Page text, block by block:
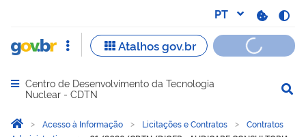
Abrir menu principal de navegação
Centro de Desenvolvimento da Tecnologia
Nuclear - CDTN
Você está aqui:
Página Inicial
Acesso à Informação Licitações e Contratos
Contratos